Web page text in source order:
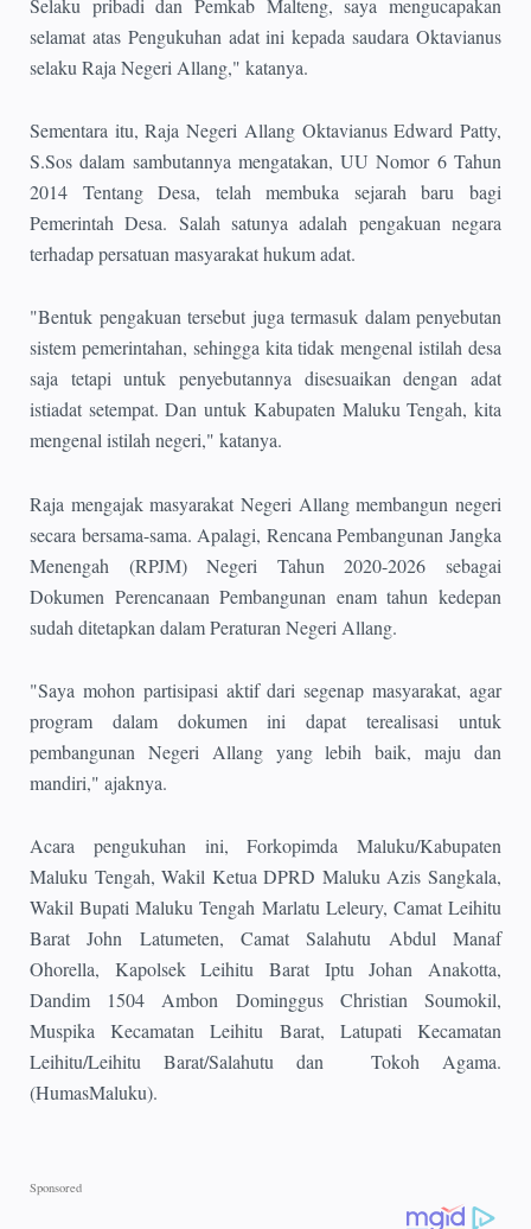
Selaku pribadi dan Pemkab Malteng, saya mengucapakan
selamat atas Pengukuhan adat ini kepada saudara Oktavianus
selaku Raja Negeri Allang," katanya.
Sementara itu, Raja Negeri Allang Oktavianus Edward Patty,
S.Sos dalam sambutannya mengatakan, UU Nomor 6 Tahun
2014 Tentang Desa, telah membuka sejarah baru bagi
Pemerintah Desa. Salah satunya adalah pengakuan negara
terhadap persatuan masyarakat hukum adat.
"Bentuk pengakuan tersebut juga termasuk dalam penyebutan
sistem pemerintahan, sehingga kita tidak mengenal istilah desa
saja tetapi untuk penyebutannya disesuaikan dengan adat
istiadat setempat. Dan untuk Kabupaten Maluku Tengah, kita
mengenal istilah negeri," katanya.
Raja mengajak masyarakat Negeri Allang membangun negeri
secara bersama-sama. Apalagi, Rencana Pembangunan Jangka
Menengah (RPJM) Negeri Tahun 2020-2026 sebagai
Dokumen Perencanaan Pembangunan enam tahun kedepan
sudah ditetapkan dalam Peraturan Negeri Allang.
"Saya mohon partisipasi aktif dari segenap masyarakat, agar
program dalam dokumen ini dapat terealisasi untuk
pembangunan Negeri Allang yang lebih baik, maju dan
mandiri," ajaknya.
Acara pengukuhan ini, Forkopimda Maluku/Kabupaten
Maluku Tengah, Wakil Ketua DPRD Maluku Azis Sangkala,
Wakil Bupati Maluku Tengah Marlatu Leleury, Camat Leihitu
Barat John Latumeten, Camat Salahutu Abdul Manaf
Ohorella, Kapolsek Leihitu Barat Iptu Johan Anakotta,
Dandim 1504 Ambon Dominggus Christian Soumokil,
Muspika Kecamatan Leihitu Barat, Latupati Kecamatan
Leihitu/Leihitu Barat/Salahutu dan
Tokoh Agama.
(HumasMaluku).